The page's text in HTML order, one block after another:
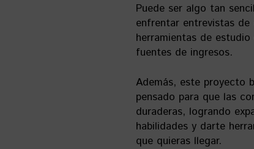
Puede ser algo tan
enfrentar entrevistas de
herramientas de
fuentes de ingresos.
Además, este proyecto
pensado para que las
duraderas, logrando
habilidades y darte
que quieras llegar.